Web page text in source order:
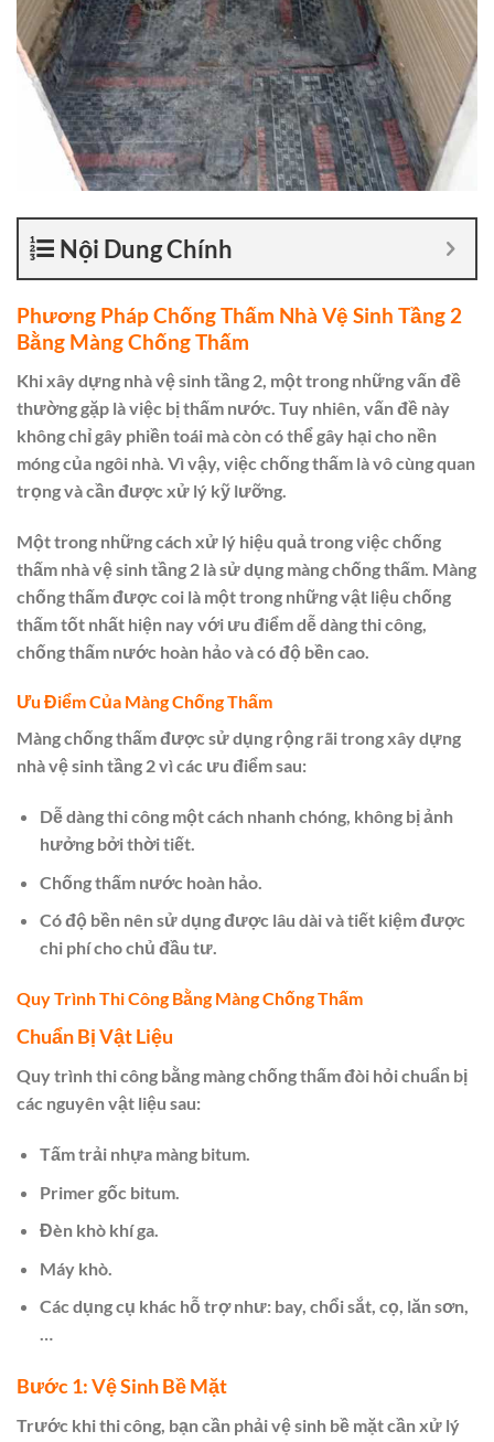
Nội Dung Chính
Phương Pháp Chống Thấm Nhà Vệ Sinh Tầng 2
Bằng Màng Chống Thấm
Khi xây dựng nhà vệ sinh tầng 2, một trong những vấn đề
thường gặp là việc bị thấm nước. Tuy nhiên, vấn đề này
không chỉ gây phiền toái mà còn có thể gây hại cho nền
móng của ngôi nhà. Vì vậy, việc chống thấm là vô cùng quan
trọng và cần được xử lý kỹ lưỡng.
Một trong những cách xử lý hiệu quả trong việc chống
thấm nhà vệ sinh tầng 2 là sử dụng màng chống thấm. Màng
chống thấm được coi là một trong những vật liệu chống
thấm tốt nhất hiện nay với ưu điểm dễ dàng thi công,
chống thấm nước hoàn hảo và có độ bền cao.
Ưu Điểm Của Màng Chống Thấm
Màng chống thấm được sử dụng rộng rãi trong xây dựng
nhà vệ sinh tầng 2 vì các ưu điểm sau:
Dễ dàng thi công một cách nhanh chóng, không bị ảnh
hưởng bởi thời tiết.
Chống thấm nước hoàn hảo.
Có độ bền nên sử dụng được lâu dài và tiết kiệm được
chi phí cho chủ đầu tư.
Quy Trình Thi Công Bằng Màng Chống Thấm
Chuẩn Bị Vật Liệu
Quy trình thi công bằng màng chống thấm đòi hỏi chuẩn bị
các nguyên vật liệu sau:
Tấm trải nhựa màng bitum.
Primer gốc bitum.
Đèn khò khí ga.
Máy khò.
Các dụng cụ khác hỗ trợ như: bay, chổi sắt, cọ, lăn sơn,
…
Bước 1: Vệ Sinh Bề Mặt
Trước khi thi công, bạn cần phải vệ sinh bề mặt cần xử lý